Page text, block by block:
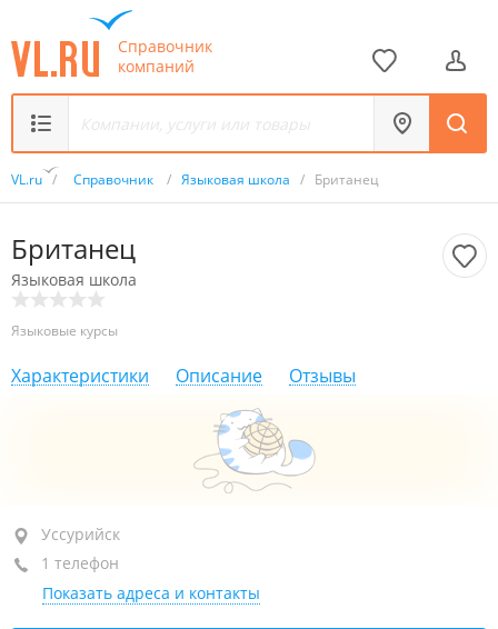
Справочник
компаний
VL.ru / Справочник / Языковая школа / Британец
Британец
Языковая школа
Языковые курсы
Характеристики Описание Отзывы
Уссурийск, ул. Кирова, 69
3-й этаж
+7 914 660-24-22
Уссурийск
1 телефон
Показать адреса и контакты